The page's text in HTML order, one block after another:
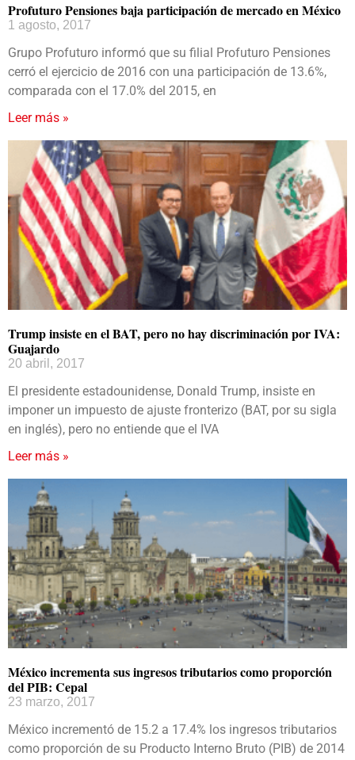
Profuturo Pensiones baja participación de mercado en México
1 agosto, 2017
Grupo Profuturo informó que su filial Profuturo Pensiones
cerró el ejercicio de 2016 con una participación de 13.6%,
comparada con el 17.0% del 2015, en
Leer más »
Trump insiste en el BAT, pero no hay discriminación por IVA:
Guajardo
20 abril, 2017
El presidente estadounidense, Donald Trump, insiste en
imponer un impuesto de ajuste fronterizo (BAT, por su sigla
en inglés), pero no entiende que el IVA
Leer más »
México incrementa sus ingresos tributarios como proporción
del PIB: Cepal
23 marzo, 2017
México incrementó de 15.2 a 17.4% los ingresos tributarios
como proporción de su Producto Interno Bruto (PIB) de 2014